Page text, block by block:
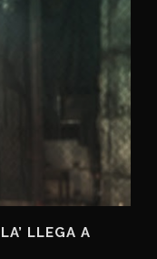
LLEGA A